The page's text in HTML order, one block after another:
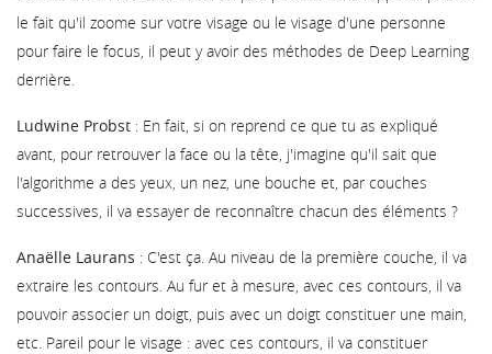
le fait qu'il zoome sur votre visage ou le visage d'une personne
pour faire le focus, il peut y avoir des méthodes de Deep Learning
derrière.
Ludwine Probst : En fait, si on reprend ce que tu as expliqué
avant, pour retrouver la face ou la tête, j'imagine qu'il sait que
l'algorithme a des yeux, un nez, une bouche et, par couches
successives, il va essayer de reconnaître chacun des éléments ?
Anaëlle Laurans : C'est ça. Au niveau de la première couche, il va
extraire les contours. Au fur et à mesure, avec ces contours, il va
pouvoir associer un doigt, puis avec un doigt constituer une main,
etc. Pareil pour le visage : avec ces contours, il va constituer